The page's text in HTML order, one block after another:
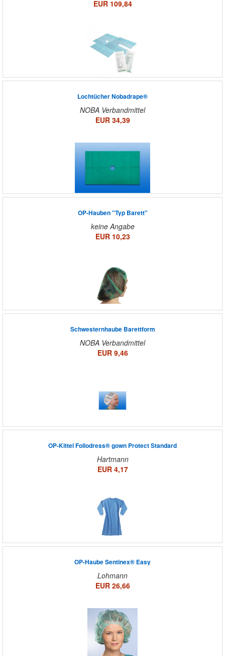
EUR 109,84
Lochtücher Nobadrape®
NOBA Verbandmittel
EUR 34,39
OP-Hauben "Typ Barett"
keine Angabe
EUR 10,23
Schwesternhaube Barettform
NOBA Verbandmittel
EUR 9,46
OP-Kittel Foliodress® gown Protect Standard
Hartmann
EUR 4,17
OP-Haube Sentinex® Easy
Lohmann
EUR 26,66